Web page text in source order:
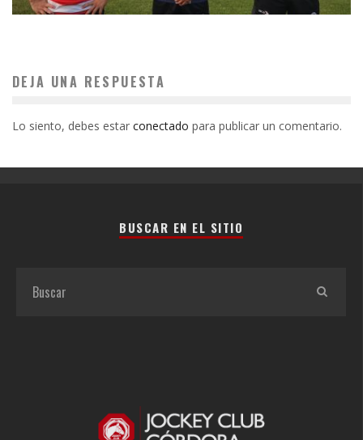
DEJA UNA RESPUESTA
Lo siento, debes estar conectado para publicar un comentario.
BUSCAR EN EL SITIO